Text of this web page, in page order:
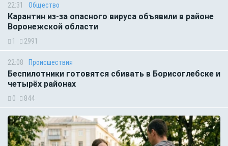
22:31 Общество
Карантин из-за опасного вируса объявили в районе
Воронежской области
1 2991
22:08 Происшествия
Беспилотники готовятся сбивать в Борисоглебске и
четырёх районах
0 844